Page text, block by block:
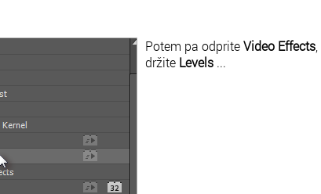
Potem pa odpriteVideo Effects
držite Levels ...